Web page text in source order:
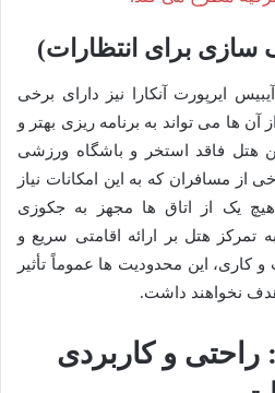
برای انتظارات)
ایرپورت آنکارا نیز دارای برخی
ها می تواند به برنامه ریزی بهتر و
هتل فاقد استخر و باشگاه ورزشی
مسافران که به این امکانات نیاز
هیچ یک از اتاق ها مجهز به جکوزی
تمرکز هتل بر ارائه اقامتی سریع و
و کاری، این محدودیت ها عموماً تأثیر
نخواهند داشت.
راحتی و کاربردی